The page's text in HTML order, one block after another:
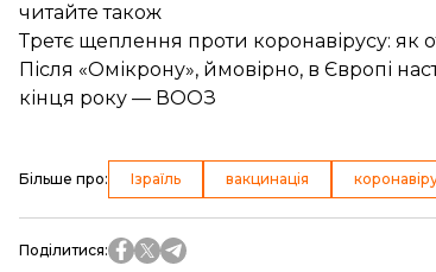
читайте також
Третє щеплення проти коронавірусу: як
Після «Омікрону», ймовірно, в Європі
кінця року — ВООЗ
Більше про: Ізраїль вакцинація
Поділитися: